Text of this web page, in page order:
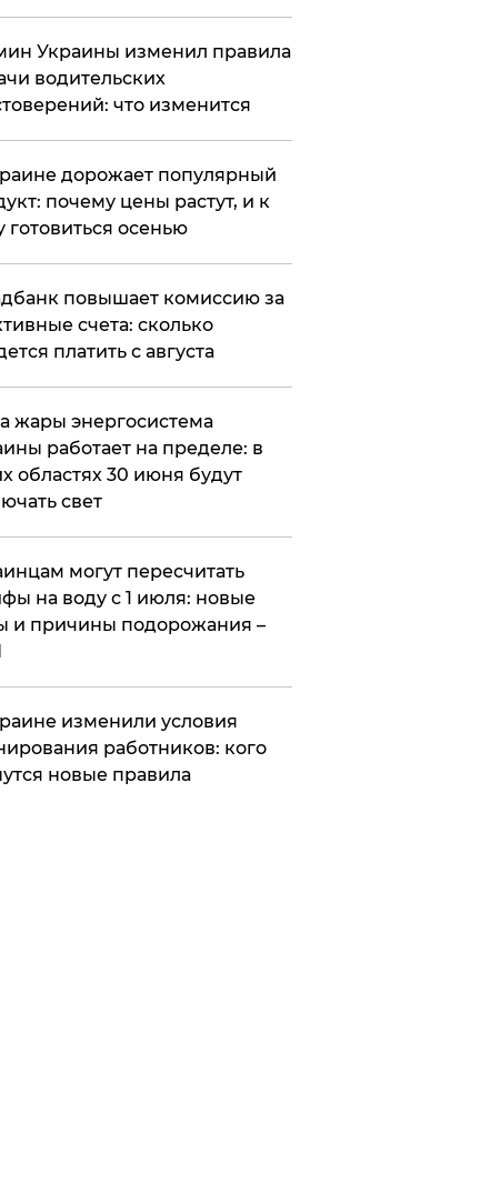
Украины изменил правила
водительских
что изменится
дорожает популярный
почему цены растут, и к
готовиться осенью
повышает комиссию за
счета: сколько
платить с августа
жары энергосистема
работает на пределе: в
областях 30 июня будут
свет
могут пересчитать
на воду с 1 июля: новые
и причины подорожания –
изменили условия
работников: кого
новые правила